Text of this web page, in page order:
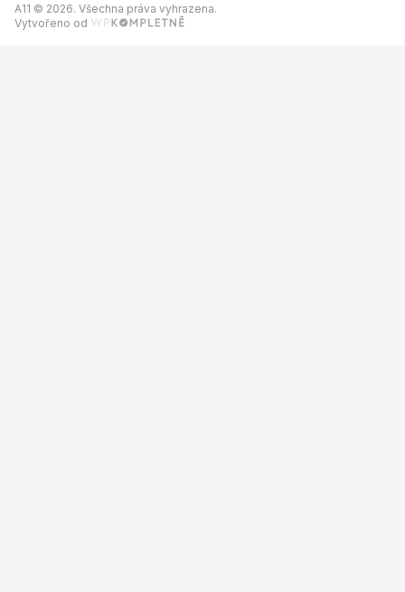
A11 © 2026. Všechna práva vyhrazena.
Vytvořeno od